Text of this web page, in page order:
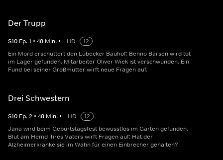
Der Trupp
S10 Ep.1 • 48 Min. • HD
12
Ein Mord erschüttert den Lübecker Bauhof: Benno Bärsen wird tot
im Lager gefunden. Mitarbeiter Oliver Wiek ist verschwunden. Ein
Fund bei seiner Großmutter wirft neue Fragen auf.
Drei Schwestern
S10 Ep.2 • 48 Min. • HD
12
Jana wird beim Geburtstagsfest bewusstlos im Garten gefunden.
Blut am Hemd ihres Vaters wirft Fragen auf: Hat der
Alzheimerkranke sie im Wahn für einen Einbrecher gehalten?